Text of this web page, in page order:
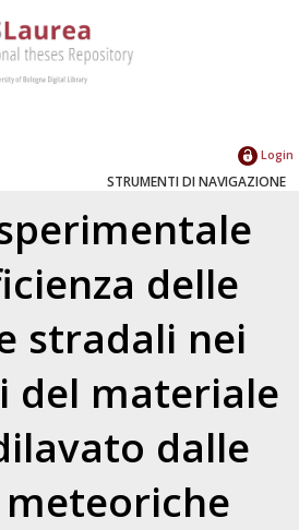
Login
STRUMENTI DI NAVIGAZIONE
delle
stradali nei
del materiale
dalle